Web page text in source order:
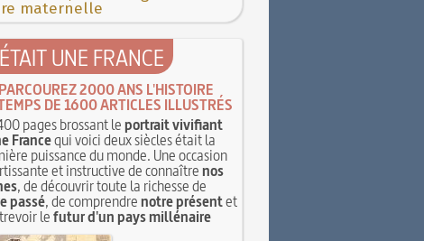
maternelle
UNE FRANCE
PARCOUREZ 2000 ANS L'HISTOIRE
DE 1600 ARTICLES ILLUSTRÉS
pages brossant leportrait vivifiant
Francequi voici deux siècles était la
puissance du monde. Une occasion
et instructive de connaîtrenos
, de découvrir toute la richesse de
passé, de comprendrenotre présentet
lefutur d'un pays millénaire